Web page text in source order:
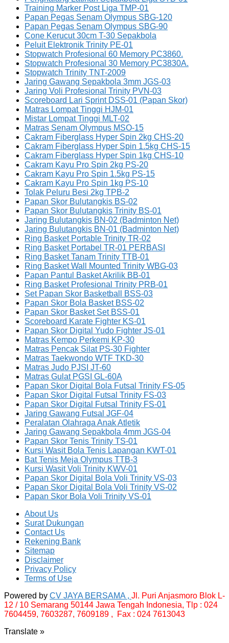
Training Marker Post Liga TMP-01
Papan Pegas Senam Olympus SBG-120
Papan Pegas Senam Olympus SBG-90
Cone Kerucut 30cm T-30 Sepakbola
Peluit Elektronik Trinity PE-01
Stopwatch Profesional 60 Memory PC3860.
Stopwatch Profesional 30 Memory PC3830A.
Stopwatch Trinity TNT-2009
Jaring Gawang Sepakbola 3mm JGS-03
Jaring Voli Profesional Trinity PVN-03
Scoreboard Lari Sprint DSS-01 (Papan Skor)
Matras Lompat Tinggi HJM-01
Mistar Lompat Tinggi MLT-02
Matras Senam Olympus MSO-15
Cakram Fiberglass Hyper Spin 2kg CHS-20
Cakram Fiberglass Hyper Spin 1.5kg CHS-15
Cakram Fiberglass Hyper Spin 1kg CHS-10
Cakram Kayu Pro Spin 2kg PS-20
Cakram Kayu Pro Spin 1.5kg PS-15
Cakram Kayu Pro Spin 1kg PS-10
Tolak Peluru Besi 2kg TPB-2
Papan Skor Bulutangkis BS-02
Papan Skor Bulutangkis Trinity BS-01
Jaring Bulutangkis BN-02 (Badminton Net)
Jaring Bulutangkis BN-01 (Badminton Net)
Ring Basket Portable Trinity TR-02
Ring Basket Portabel TR-01 PERBASI
Ring Basket Tanam Trinity TTB-01
Ring Basket Wall Mounted Trinity WBG-03
Papan Pantul Basket Akrilik BB-01
Ring Basket Profesional Trinity PRB-01
Set Papan Skor Basketball BSS-03
Papan Skor Bola Basket BSS-02
Papan Skor Basket Set BSS-01
Scoreboard Karate Fighter KS-01
Papan Skor Digital Yudo Fighter JS-01
Matras Kempo Perkemi KP-30
Matras Pencak Silat PS-30 Fighter
Matras Taekwondo WTF TKD-30
Matras Judo PJSI JT-60
Matras Gulat PGSI GL-60A
Papan Skor Digital Bola Futsal Trinity FS-05
Papan Skor Digital Futsal Trinity FS-03
Papan Skor Digital Futsal Trinity FS-01
Jaring Gawang Futsal JGF-04
Peralatan Olahraga Anak Atletik
Jaring Gawang Sepakbola 4mm JGS-04
Papan Skor Tenis Trinity TS-01
Kursi Wasit Bola Tenis Lapangan KWT-01
Bat Tenis Meja Olympus TTB-3
Kursi Wasit Voli Trinity KWV-01
Papan Skor Digital Bola Voli Trinity VS-03
Papan Skor Digital Bola Voli Trinity VS-02
Papan Skor Bola Voli Trinity VS-01
About Us
Surat Dukungan
Contact Us
Rekening Bank
Sitemap
Disclaimer
Privacy Policy
Terms of Use
Powered by CV JAYA BERSAMA , Jl. Puri Anjasmoro Blok L-
12 / 10 Semarang 50144 Jawa Tengah Indonesia, Tlp : 024
7604459, 7603287, 7609189 , Fax : 024 7613043
Translate »